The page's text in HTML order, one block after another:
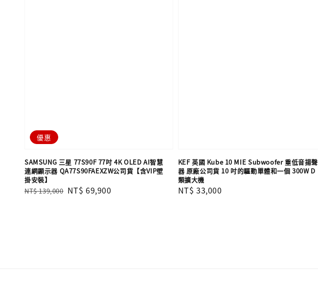
優惠
SAMSUNG 三星 77S90F 77吋 4K OLED AI智慧
連網顯示器 QA77S90FAEXZW公司貨【含VIP壁
掛安裝】
Regular
NT$ 139,000 Sale
NT$ 69,900
KEF 英國 Kube 10 MIE Subwoofer 重低音揚聲
器 原廠公司貨 10 吋的驅動單體和一個 300W D
類擴大機
Regular
NT$ 33,000